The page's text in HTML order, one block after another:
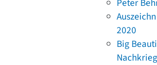
Peter
2020
Big